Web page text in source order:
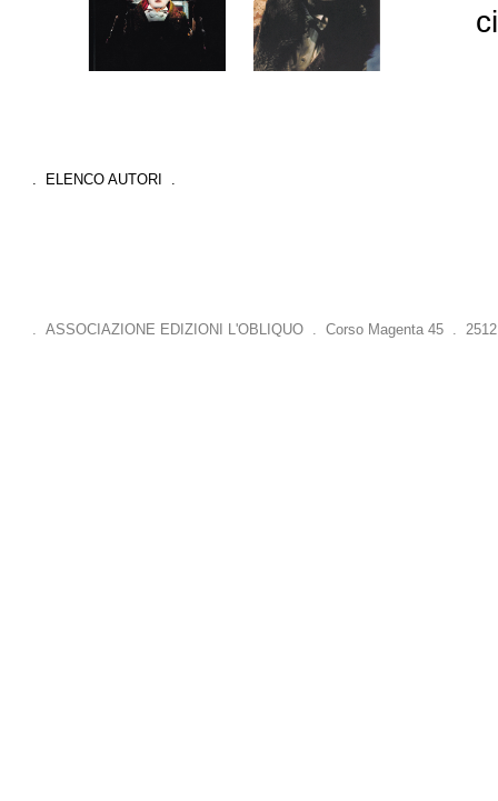
. ELENCO AUTORI .
. ASSOCIAZIONE EDIZIONI L'OBLIQUO . Corso Magenta 45 .